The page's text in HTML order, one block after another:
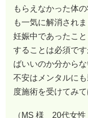
もらえなかった体
も一気に解消されま
妊娠中であったこ
することは必須で
ばいいのか分から
不安はメンタルに
度施術を受けてみて
（MS 様 20代女